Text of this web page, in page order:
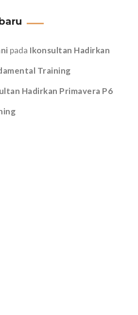
pada Ikonsultan Hadirkan
Training
Hadirkan Primavera P6